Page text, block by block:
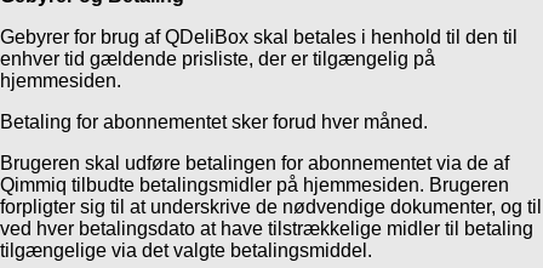
Gebyrer for brug af QDeliBox skal betales i henhold til den til
enhver tid gældende prisliste, der er tilgængelig på
hjemmesiden.
Betaling for abonnementet sker forud hver måned.
Brugeren skal udføre betalingen for abonnementet via de af
Qimmiq tilbudte betalingsmidler på hjemmesiden. Brugeren
forpligter sig til at underskrive de nødvendige dokumenter, og til
ved hver betalingsdato at have tilstrækkelige midler til betaling
tilgængelige via det valgte betalingsmiddel.